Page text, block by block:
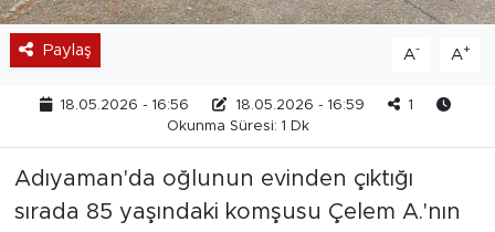
Paylaş A- A+
18.05.2026 - 16:56 18.05.2026 - 16:59
1
Okunma Süresi: 1 Dk
Adıyaman'da oğlunun evinden çıktığı
sırada 85 yaşındaki komşusu Çelem A.'nın